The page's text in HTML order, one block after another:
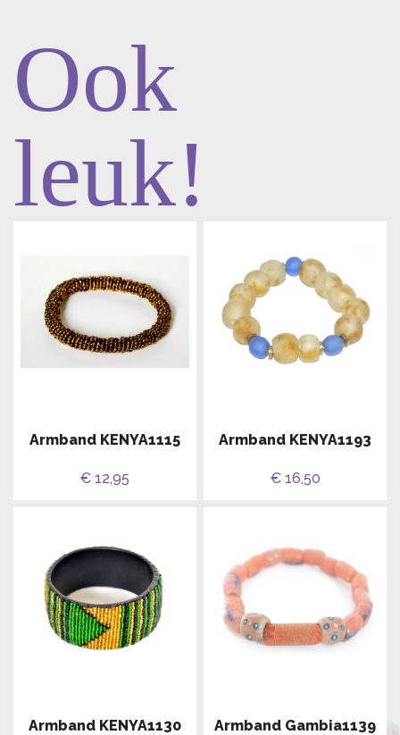
Ook
leuk!
Armband KENYA1115
€ 12,95
Armband KENYA1193
€ 16,50
Armband KENYA1130 Armband Gambia1139